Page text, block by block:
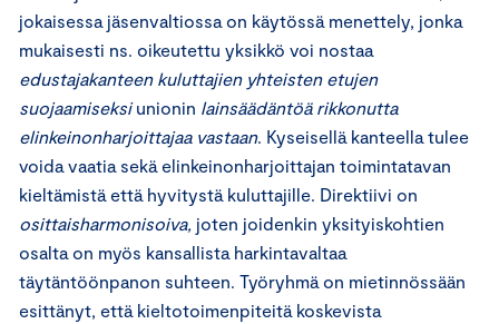
jokaisessa jäsenvaltiossa on käytössä menettely, jonka
mukaisesti ns. oikeutettu yksikkö voi nostaa
edustajakanteen kuluttajien yhteisten etujen
suojaamiseksiunionin lainsäädäntöä rikkonutta
elinkeinonharjoittajaa vastaan. Kyseisellä kanteella tulee
voida vaatia sekä elinkeinonharjoittajan toimintatavan
kieltämistä että hyvitystä kuluttajille. Direktiivi on
osittaisharmonisoiva, joten joidenkin yksityiskohtien
osalta on myös kansallista harkintavaltaa
täytäntöönpanon suhteen. Työryhmä on mietinnössään
esittänyt, että kieltotoimenpiteitä koskevista